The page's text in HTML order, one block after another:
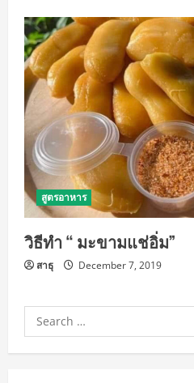
สูตรอาหาร
วิธีทำ “ มะขามแช่อิ่ม”
สาธุ December 7, 2019
Search
for: